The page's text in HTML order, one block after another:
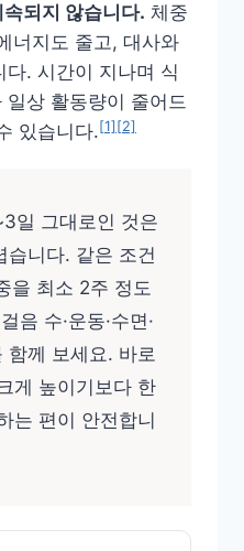
되지 않습니다. 체중
너지도 줄고, 대사와
. 시간이 지나며 식
상 활동량이 줄어드
있습니다.[1] [2]
일 그대로인 것은
습니다. 같은 조건
을 최소 2주 정도
음 수·운동·수면·
함께 보세요. 바로
게 높이기보다 한
는 편이 안전합니